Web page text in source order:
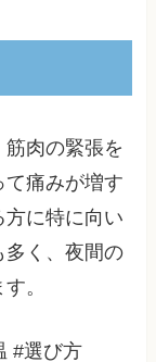
肉の緊張を
痛みが増す
に特に向い
多く、夜間の
。
#選び方